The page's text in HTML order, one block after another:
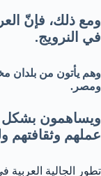
ومع ذلك، فإنّ
في النرويج.
وهم يأتون من بلدان
ومصر.
ويساهمون بشكل
عملهم وثقافتهم
تطور الجالية العربية